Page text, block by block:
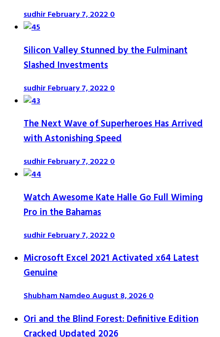
sudhirFebruary 7, 20220
Silicon Valley Stunned by the Fulminant
Slashed Investments
sudhirFebruary 7, 20220
The Next Wave of Superheroes Has Arrived
with Astonishing Speed
sudhirFebruary 7, 20220
Watch Awesome Kate Halle Go Full Wiming
Pro in the Bahamas
sudhirFebruary 7, 20220
Microsoft Excel 2021 Activated x64 Latest
Genuine
Shubham NamdeoAugust 8, 20260
Ori and the Blind Forest: Definitive Edition
Cracked Updated 2026